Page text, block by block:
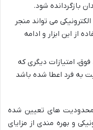
بازگردانده شود.
می تواند منجر
از این ابزار و ادامه
فوق، امتیازات دیگری که
به فرد اعطا شده باشد
محدودیت های تعیین شده
و بهره مندی از مزایای